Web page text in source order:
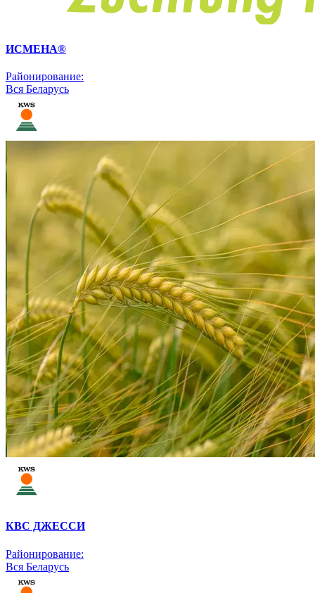
ИСМЕНА®
Районирование:
Вся Беларусь
КВС ДЖЕССИ
Районирование:
Вся Беларусь